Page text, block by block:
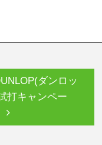
ダンロッ
打キャンペー